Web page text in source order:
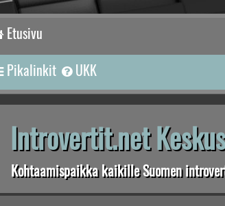
Etusivu
Pikalinkit UKK
Introvertit.net
Kohtaamispaikka kaikille Suomen